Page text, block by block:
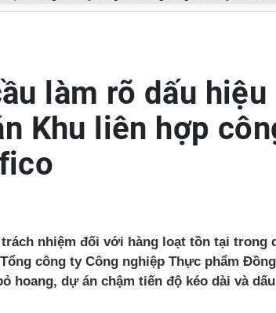
làm rõ dấu hiệu
Khu liên hợp
nhiệm đối với hàng loạt tồn tại trong
công ty Công nghiệp Thực phẩm
hoang, dự án chậm tiến độ kéo dài và